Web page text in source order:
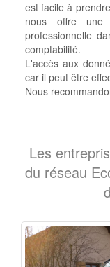
est facile à
nous offre une image ainsi qu'une automatisation
professionnelle
comptabilité.
L'accès aux
car il peut être
Nous
Les
du réseau